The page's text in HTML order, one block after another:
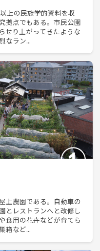
上の民族学的資料を収
拠点でもある。市民公園
せり上がってきたような
なラン...
上農園である。自動車の
とレストランへと改修し
食用の花卉などが育てら
箱など...